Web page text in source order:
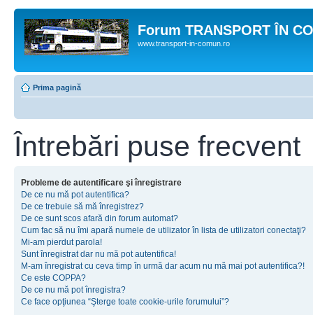
Forum TRANSPORT ÎN
www.transport-in-comun.ro
Prima pagină
Întrebări puse frecvent
Probleme de autentificare şi înregistrare
De ce nu mă pot autentifica?
De ce trebuie să mă înregistrez?
De ce sunt scos afară din forum automat?
Cum fac să nu îmi apară numele de utilizator în lista de utilizatori conectaţi?
Mi-am pierdut parola!
Sunt înregistrat dar nu mă pot autentifica!
M-am înregistrat cu ceva timp în urmă dar acum nu mă mai pot autentifica?!
Ce este COPPA?
De ce nu mă pot înregistra?
Ce face opţiunea “Şterge toate cookie-urile forumului”?